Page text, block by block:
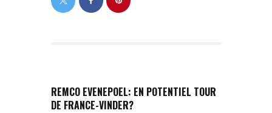
REMCO EVENEPOEL: EN POTENTIEL TOUR
DE FRANCE-VINDER?